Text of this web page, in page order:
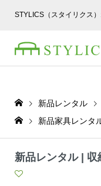
STYLICS（スタイリクス
新品レンタル
新品家具レンタ
新品レンタル |